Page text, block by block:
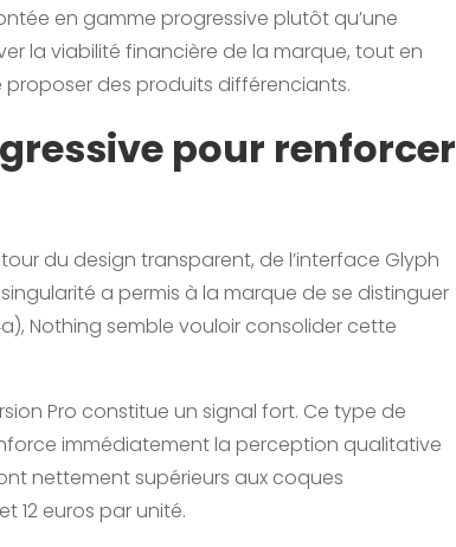
en gamme progressive plutôt qu’une
la viabilité financière de la marque, tout en
des produits différenciants.
pour renforcer
du design transparent, de l’interface Glyph
a permis à la marque de se distinguer
Nothing semble vouloir consolider cette
Pro constitue un signal fort. Ce type de
immédiatement la perception qualitative
nettement supérieurs aux coques
12 euros par unité.